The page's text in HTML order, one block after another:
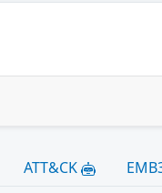
ATT&CK